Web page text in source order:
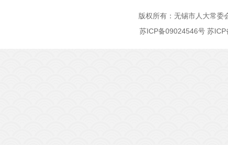
版权所有：无锡市人大常
苏ICP备09024546号 苏ICP